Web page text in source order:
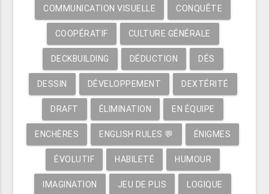
COMMUNICATION VISUELLE CONQUÊTE
COOPÉRATIF CULTURE GÉNÉRALE
DECKBUILDING DÉDUCTION DÉS
DESSIN DÉVELOPPEMENT DEXTÉRITÉ
DRAFT ÉLIMINATION EN ÉQUIPE
ENCHÈRES ENGLISH RULES 💬 ÉNIGMES
ÉVOLUTIF HABILETÉ HUMOUR
IMAGINATION JEU DE PLIS LOGIQUE